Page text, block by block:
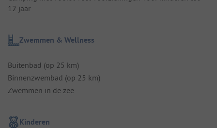
12 jaar
Zwemmen & Wellness
Buitenbad (op 25 km)
Binnenzwembad (op 25 km)
Zwemmen in de zee
Kinderen